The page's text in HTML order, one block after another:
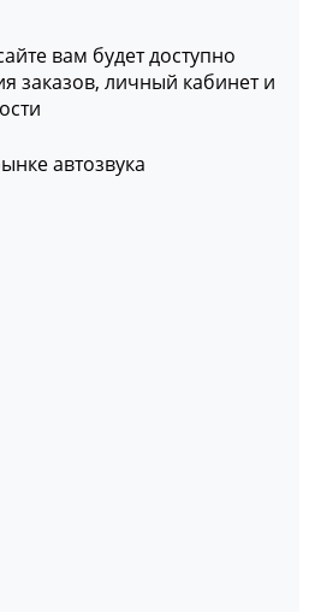
вам будет доступно
заказов, личный кабинет и
автозвука